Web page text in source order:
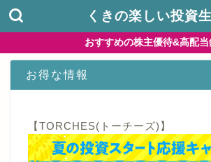
くきの楽しい投資
おすすめの株主優待&高配当
お得な情報
【TORCHES(トーチーズ)】